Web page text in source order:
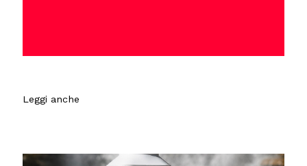
Leggi anche